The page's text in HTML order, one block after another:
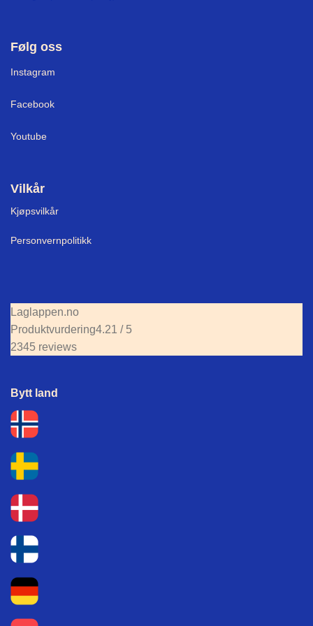
Følg oss
Instagram
Facebook
Youtube
Vilkår
Kjøpsvilkår
Personvernpolitikk
Laglappen.no
Produktvurdering4.21 / 5
2345 reviews
Bytt land